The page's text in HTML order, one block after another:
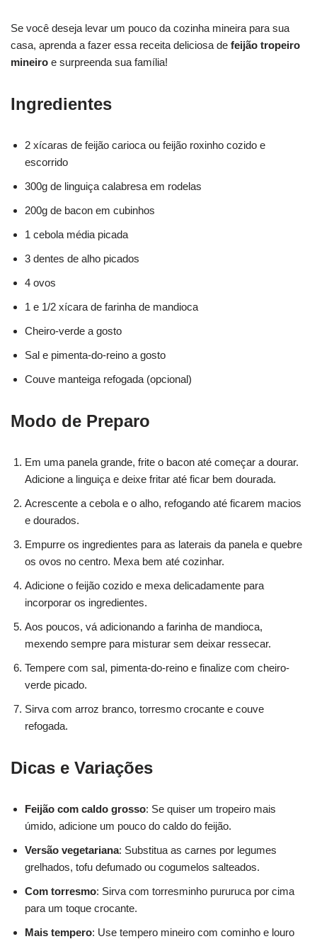
Se você deseja levar um pouco da cozinha mineira para sua
casa, aprenda a fazer essa receita deliciosa de feijão tropeiro
mineiro e surpreenda sua família!
Ingredientes
2 xícaras de feijão carioca ou feijão roxinho cozido e
escorrido
300g de linguiça calabresa em rodelas
200g de bacon em cubinhos
1 cebola média picada
3 dentes de alho picados
4 ovos
1 e 1/2 xícara de farinha de mandioca
Cheiro-verde a gosto
Sal e pimenta-do-reino a gosto
Couve manteiga refogada (opcional)
Modo de Preparo
Em uma panela grande, frite o bacon até começar a dourar.
Adicione a linguiça e deixe fritar até ficar bem dourada.
Acrescente a cebola e o alho, refogando até ficarem macios
e dourados.
Empurre os ingredientes para as laterais da panela e quebre
os ovos no centro. Mexa bem até cozinhar.
Adicione o feijão cozido e mexa delicadamente para
incorporar os ingredientes.
Aos poucos, vá adicionando a farinha de mandioca,
mexendo sempre para misturar sem deixar ressecar.
Tempere com sal, pimenta-do-reino e finalize com cheiro-
verde picado.
Sirva com arroz branco, torresmo crocante e couve
refogada.
Dicas e Variações
Feijão com caldo grosso: Se quiser um tropeiro mais
úmido, adicione um pouco do caldo do feijão.
Versão vegetariana: Substitua as carnes por legumes
grelhados, tofu defumado ou cogumelos salteados.
Com torresmo: Sirva com torresminho pururuca por cima
para um toque crocante.
Mais tempero: Use tempero mineiro com cominho e louro